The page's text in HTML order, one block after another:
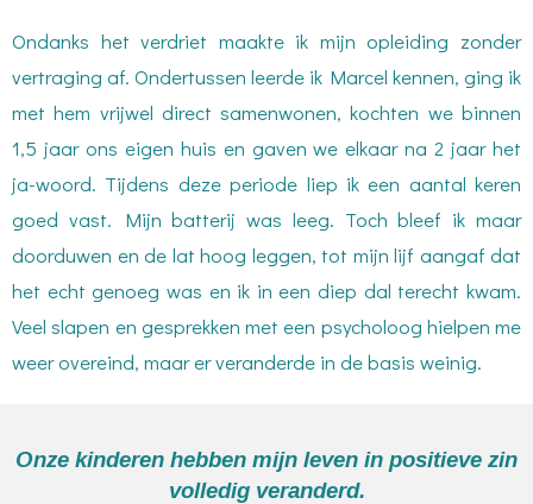
Ondanks het verdriet maakte ik mijn opleiding zonder
vertraging af. Ondertussen leerde ik Marcel kennen, ging ik
met hem vrijwel direct samenwonen, kochten we binnen
1,5 jaar ons eigen huis en gaven we elkaar na 2 jaar het
ja-woord. Tijdens deze periode liep ik een aantal keren
goed vast. Mijn batterij was leeg. Toch bleef ik maar
doorduwen en de lat hoog leggen, tot mijn lijf aangaf dat
het echt genoeg was en ik in een diep dal terecht kwam.
Veel slapen en gesprekken met een psycholoog hielpen me
weer overeind, maar er veranderde in de basis weinig.
Onze kinderen hebben mijn leven in positieve zin
volledig veranderd.